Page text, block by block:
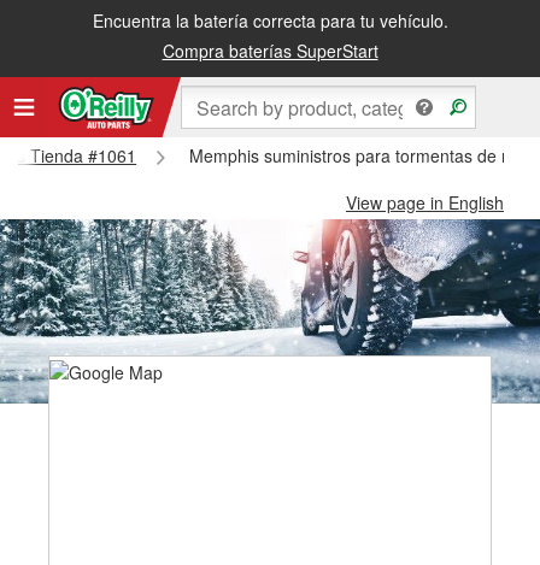
Encuentra la batería correcta para tu vehículo.
Compra baterías SuperStart
Tienda #1061
Memphis suministros para tormentas de
View page in English